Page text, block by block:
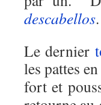
descabellos.
Le dernier
les pattes
fort et